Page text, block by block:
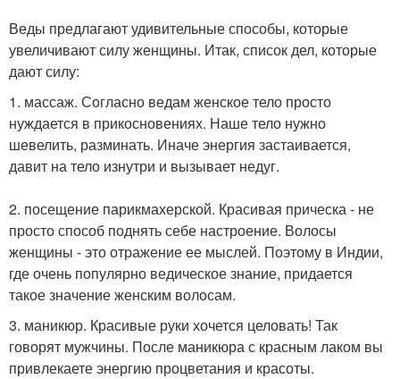
Веды предлагают удивительные способы, которые
увеличивают силу женщины. Итак, список дел, которые
дают силу:
1. массаж. Согласно ведам женское тело просто
нуждается в прикосновениях. Наше тело нужно
шевелить, разминать. Иначе энергия застаивается,
давит на тело изнутри и вызывает недуг.
2. посещение парикмахерской. Красивая прическа - не
просто способ поднять себе настроение. Волосы
женщины - это отражение ее мыслей. Поэтому в Индии,
где очень популярно ведическое знание, придается
такое значение женским волосам.
3. маникюр. Красивые руки хочется целовать! Так
говорят мужчины. После маникюра с красным лаком вы
привлекаете энергию процветания и красоты.